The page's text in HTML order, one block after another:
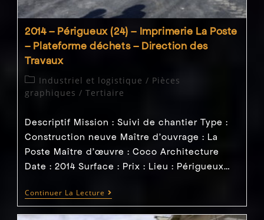
2014 – Périgueux (24) – Imprimerie La Poste
– Plateforme déchets – Direction des
Travaux
Post
category:
Industriel et logistique / Pièces
graphiques / Tertiaire
Descriptif Mission : Suivi de chantier Type :
Construction neuve Maître d'ouvrage : La
Poste Maître d’œuvre : Coco Architecture
Date : 2014 Surface : Prix : Lieu : Périgueux…
Continuer La Lecture 2014
–